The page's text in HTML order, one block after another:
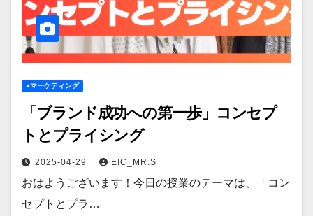
●マーケティング
「ブランド成功への第一歩」コンセプ
トとプライシング
2025-04-29 EIC_MR.S
おはようございます！今日の授業のテーマは、「コン
セプトとプラ…